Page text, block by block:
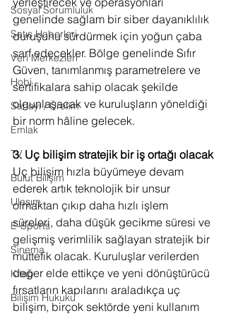
Sosyal Sorumluluk
Satış Haberleri
Veri Merkezleri
Hobi
Sanayi / Üretim
Emlak
TV
Bulut Bilişim
Ulaşım
E-Sports
Sinema
Kitap
Bilişim Hukuku
genelinde sağlam bir siber dayanıklılık
duruşunu sürdürmek için yoğun çaba
sarf edecekler. Bölge genelinde Sıfır
Güven, tanımlanmış parametrelere ve
sertifikalara sahip olacak şekilde
olgunlaşacak ve kuruluşların yöneldiği
bir norm hâline gelecek.
3. Uç bilişim stratejik bir iş ortağı olacak
Uç bilişim hızla büyümeye devam
ederek artık teknolojik bir unsur
olmaktan çıkıp daha hızlı işlem
süreleri, daha düşük gecikme süresi ve
gelişmiş verimlilik sağlayan stratejik bir
müttefik olacak. Kuruluşlar verilerden
değer elde ettikçe ve yeni dönüştürücü
fırsatların kapılarını araladıkça uç
bilişim, birçok sektörde yeni kullanım